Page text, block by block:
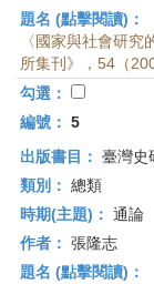
題名 (點擊閱讀)：
〈國家與社會研
所集刊》，54（
勾選：
編號： 5
出版書目： 臺灣史
類別： 總類
時期(主題)： 通論
作者： 張隆志
題名 (點擊閱讀)：